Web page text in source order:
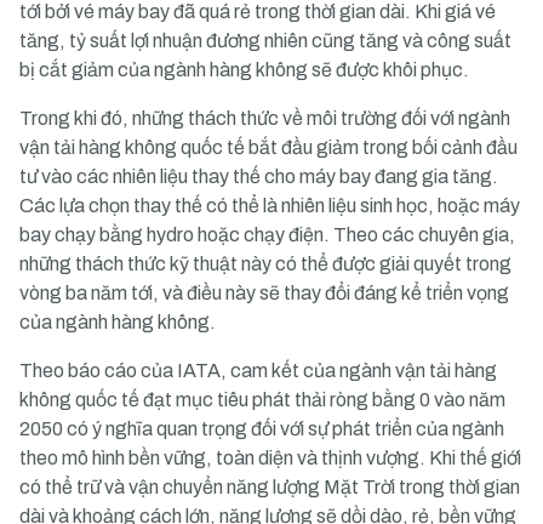
tới bởi vé máy bay đã quá rẻ trong thời gian dài. Khi giá vé
tăng, tỷ suất lợi nhuận đương nhiên cũng tăng và công suất
bị cắt giảm của ngành hàng không sẽ được khôi phục.
Trong khi đó, những thách thức về môi trường đối với ngành
vận tải hàng không quốc tế bắt đầu giảm trong bối cảnh đầu
tư vào các nhiên liệu thay thế cho máy bay đang gia tăng.
Các lựa chọn thay thế có thể là nhiên liệu sinh học, hoặc máy
bay chạy bằng hydro hoặc chạy điện. Theo các chuyên gia,
những thách thức kỹ thuật này có thể được giải quyết trong
vòng ba năm tới, và điều này sẽ thay đổi đáng kể triển vọng
của ngành hàng không.
Theo báo cáo của IATA, cam kết của ngành vận tải hàng
không quốc tế đạt mục tiêu phát thải ròng bằng 0 vào năm
2050 có ý nghĩa quan trọng đối với sự phát triển của ngành
theo mô hình bền vững, toàn diện và thịnh vượng. Khi thế giới
có thể trữ và vận chuyển năng lượng Mặt Trời trong thời gian
dài và khoảng cách lớn, năng lượng sẽ dồi dào, rẻ, bền vững